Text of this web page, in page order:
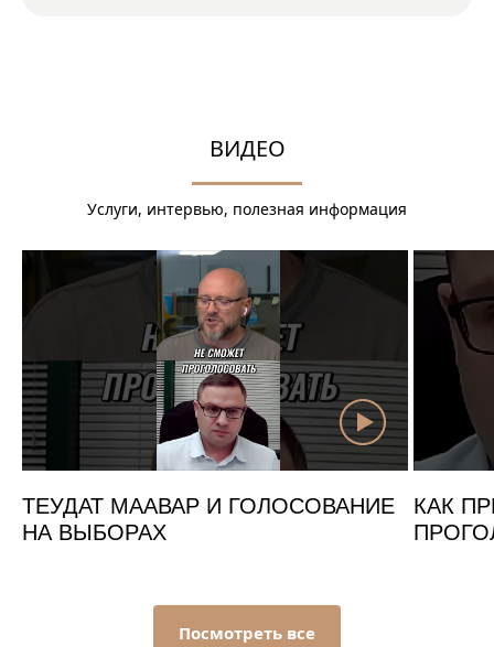
ВИДЕО
Услуги, интервью, полезная информация
ТЕУДАТ МААВАР И ГОЛОСОВАНИЕ
НА ВЫБОРАХ
КАК
Посмотреть все